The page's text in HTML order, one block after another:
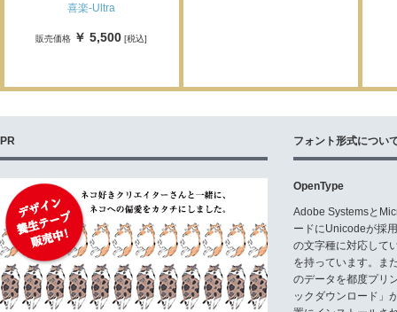
喜楽-Ultra
販売価格 ￥ 5,500 [税込]
PR フォント形式につい
OpenType
Adobe Systemsと
ードにUnicodeが採
の文字種に対応して
を持っています。ま
のデータを都度プリ
ックダウンロード」